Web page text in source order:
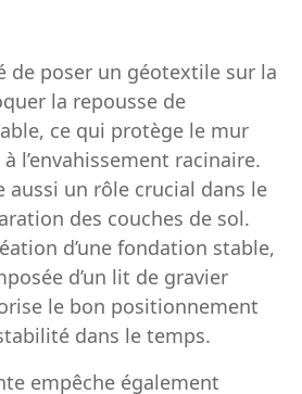
de poser un géotextile sur la
la repousse de
ce qui protège le mur
l’envahissement racinaire.
aussi un rôle crucial dans le
des couches de sol.
d’une fondation stable,
d’un lit de gravier
le bon positionnement
dans le temps.
empêche également